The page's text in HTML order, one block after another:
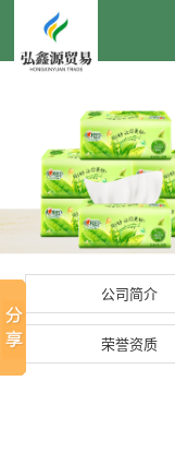
公司简介
荣誉资质